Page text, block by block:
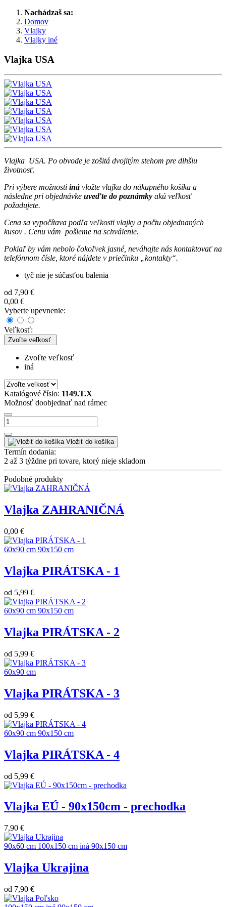
Nachádzaš sa:
Domov
Vlajky
Vlajky iné
Vlajka USA
Vlajka USA. Po obvode je zošitá dvojitým stehom pre dlhšiu
životnosť.
Pri výbere možnosti iná vložte vlajku do nákupného košíka a
následne pri objednávke uveďte do poznámky akú veľkosť
požadujete.
Cena sa vypočítava podľa veľkosti vlajky a počtu objednaných
kusov . Cenu vám pošleme na schválenie.
Pokiaľ by vám nebolo čokoľvek jasné, neváhajte nás kontaktovať na
telefónnom čísle, ktoré nájdete v priečinku „kontakty“.
tyč nie je súčasťou balenia
od 7,90 €
0,00 €
Vyberte upevnenie:
Veľkosť:
Zvoľte veľkosť
Zvoľte veľkosť
iná
Katalógové číslo: 1149.T.X
Možnosť doobjednať nad rámec
Vložiť do košíka
Termín dodania:
2 až 3 týždne pri tovare, ktorý nieje skladom
Podobné produkty
Vlajka ZAHRANIČNÁ
0,00 €
60x90 cm 90x150 cm
Vlajka PIRÁTSKA - 1
od 5,99 €
60x90 cm 90x150 cm
Vlajka PIRÁTSKA - 2
od 5,99 €
60x90 cm
Vlajka PIRÁTSKA - 3
od 5,99 €
60x90 cm 90x150 cm
Vlajka PIRÁTSKA - 4
od 5,99 €
Vlajka EÚ - 90x150cm - prechodka
7,90 €
90x60 cm 100x150 cm iná 90x150 cm
Vlajka Ukrajina
od 7,90 €